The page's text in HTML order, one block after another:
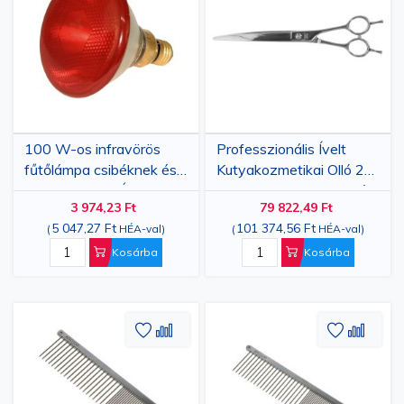
100 W-os infravörös
fűtőlámpa csibéknek és
baromfiknak – Állatok
melegítésére
3 974,23 Ft
( 5 047,27 Ft HÉA-val)
Kosárba
Professzionális Ívelt
Kutyakozmetikai Olló 20
cm Rozsdamentes Acél
79 822,49 Ft
( 101 374,56 Ft HÉA-val)
Kosárba
Hozzáadás
kívánságlistához
Hozzáadás
összehasonlításhoz